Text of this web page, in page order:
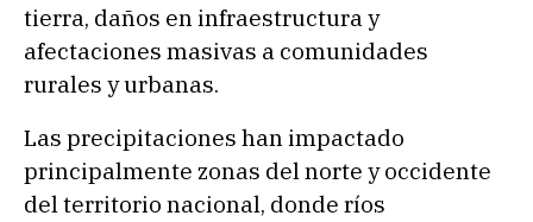
tierra, daños en infraestructura y
afectaciones masivas a comunidades
rurales y urbanas.
Las precipitaciones han impactado
principalmente zonas del norte y occidente
del territorio nacional, donde ríos